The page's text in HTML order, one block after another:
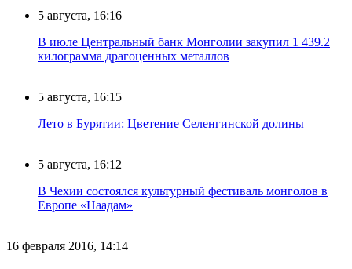
5 августа, 16:16
В июле Центральный банк Монголии закупил 1 439.2
килограмма драгоценных металлов
5 августа, 16:15
Лето в Бурятии: Цветение Селенгинской долины
5 августа, 16:12
В Чехии состоялся культурный фестиваль монголов в
Европе «Наадам»
16 февраля 2016, 14:14